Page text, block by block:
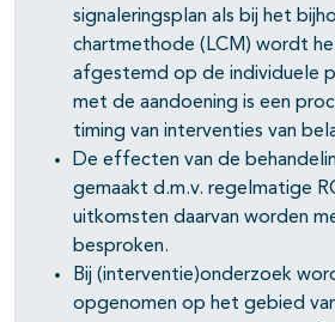
signaleringsplan als bij het
chartmethode (LCM) wordt
afgestemd op de individuele
met de aandoening is een
timing van interventies van
De effecten van de
gemaakt d.m.v. regelmatige
uitkomsten daarvan worden
besproken.
Bij (interventie)onderzoek
opgenomen op het gebied